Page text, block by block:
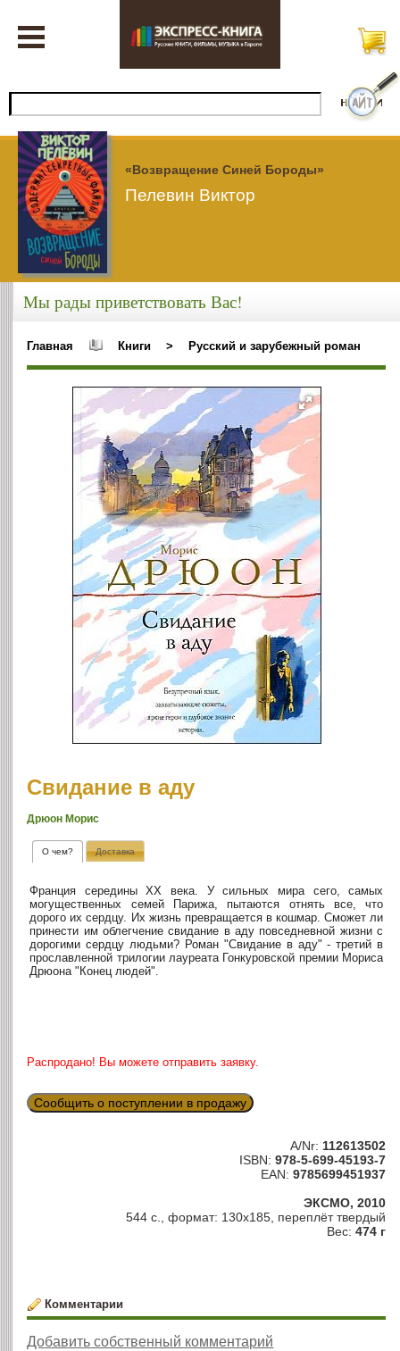
«Возвращение Синей Бороды»
Пелевин Виктор
Мы рады приветствовать Вас!
Главная Книги > Русский и зарубежный роман
Свидание в аду
Дрюон Морис
О чем? Доставка
Франция середины XX века. У сильных мира сего, самых
могущественных семей Парижа, пытаются отнять все, что
дорого их сердцу. Их жизнь превращается в кошмар. Сможет ли
принести им облегчение свидание в аду повседневной жизни с
дорогими сердцу людьми? Роман "Свидание в аду" - третий в
прославленной трилогии лауреата Гонкуровской премии Мориса
Дрюона "Конец людей".
Распродано! Вы можете отправить заявку.
Сообщить о поступлении в продажу
A/Nr: 112613502
ISBN: 978-5-699-45193-7
EAN: 9785699451937
ЭКСМО, 2010
544 с., формат: 130х185, переплёт твердый
Вес: 474 г
Комментарии
Добавить собственный комментарий